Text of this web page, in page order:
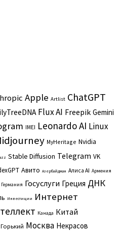
Apple Artlist ChatGPT
Flux AI Freepik Gemini
IMEI Leonardo AI Linux
MyHeritage Nvidia
Stable Diffusion Telegram VK
Авито Азербайджан Алиса AI Армения
Германия Госуслуги Греция ДНК
Инвестиции Интернет
Канада Китай
Москва Некрасов